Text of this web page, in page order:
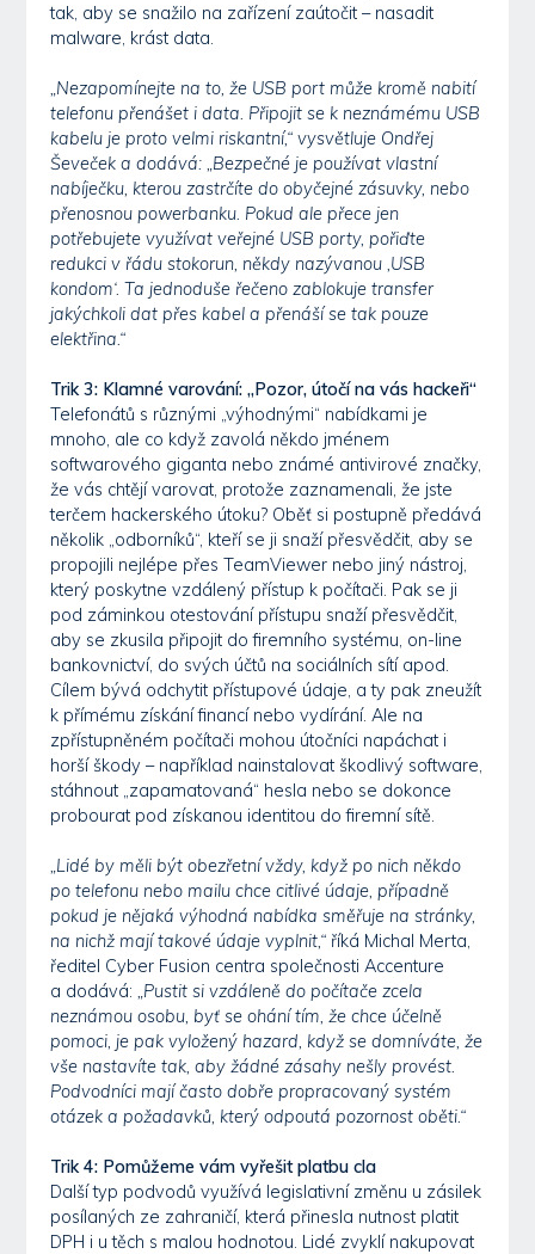
tak, aby se snažilo na zařízení zaútočit – nasadit
malware, krást data.
„Nezapomínejte na to, že USB port může kromě nabití
telefonu přenášet i data. Připojit se k neznámému USB
kabelu je proto velmi riskantní,“ vysvětluje Ondřej
Ševeček a dodává: „Bezpečné je používat vlastní
nabíječku, kterou zastrčíte do obyčejné zásuvky, nebo
přenosnou powerbanku. Pokud ale přece jen
potřebujete využívat veřejné USB porty, pořiďte
redukci v řádu stokorun, někdy nazývanou ‚USB
kondom‘. Ta jednoduše řečeno zablokuje transfer
jakýchkoli dat přes kabel a přenáší se tak pouze
elektřina.“
Trik 3: Klamné varování: „Pozor, útočí na vás hackeři“
Telefonátů s různými „výhodnými“ nabídkami je
mnoho, ale co když zavolá někdo jménem
softwarového giganta nebo známé antivirové značky,
že vás chtějí varovat, protože zaznamenali, že jste
terčem hackerského útoku? Oběť si postupně předává
několik „odborníků“, kteří se ji snaží přesvědčit, aby se
propojili nejlépe přes TeamViewer nebo jiný nástroj,
který poskytne vzdálený přístup k počítači. Pak se ji
pod záminkou otestování přístupu snaží přesvědčit,
aby se zkusila připojit do firemního systému, on-line
bankovnictví, do svých účtů na sociálních sítí apod.
Cílem bývá odchytit přístupové údaje, a ty pak zneužít
k přímému získání financí nebo vydírání. Ale na
zpřístupněném počítači mohou útočníci napáchat i
horší škody – například nainstalovat škodlivý software,
stáhnout „zapamatovaná“ hesla nebo se dokonce
probourat pod získanou identitou do firemní sítě.
„Lidé by měli být obezřetní vždy, když po nich někdo
po telefonu nebo mailu chce citlivé údaje, případně
pokud je nějaká výhodná nabídka směřuje na stránky,
na nichž mají takové údaje vyplnit,“ říká Michal Merta,
ředitel Cyber Fusion centra společnosti Accenture
a dodává:
„Pustit si vzdáleně do počítače zcela
neznámou osobu, byť se ohání tím, že chce účelně
pomoci, je pak vyložený hazard, když se domníváte, že
vše nastavíte tak, aby žádné zásahy nešly provést.
Podvodníci mají často dobře propracovaný systém
otázek a požadavků, který odpoutá pozornost oběti.“
Trik 4: Pomůžeme vám vyřešit platbu cla
Další typ podvodů využívá legislativní změnu u zásilek
posílaných ze zahraničí, která přinesla nutnost platit
DPH i u těch s malou hodnotou. Lidé zvyklí nakupovat